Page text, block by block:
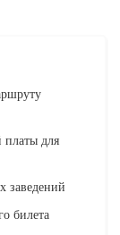
платы для
заведений
билета